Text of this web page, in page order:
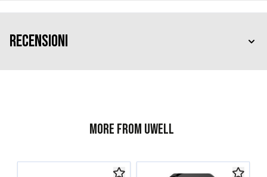
Recensioni
More from Uwell